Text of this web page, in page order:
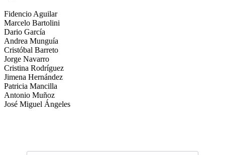
Fidencio Aguilar
Marcelo Bartolini
Dario García
Andrea Munguía
Cristóbal Barreto
Jorge Navarro
Cristina Rodríguez
Jimena Hernández
Patricia Mancilla
Antonio Muñoz
José Miguel Ángeles